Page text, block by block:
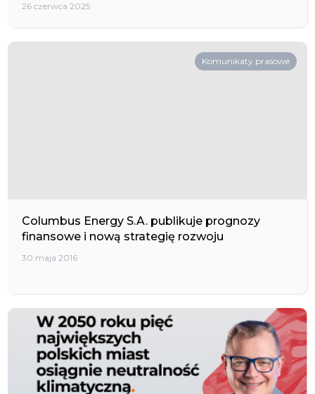
26 czerwca 2025
Komunikaty prasowe
Columbus Energy S.A. publikuje prognozy
finansowe i nową strategię rozwoju
30 maja 2016